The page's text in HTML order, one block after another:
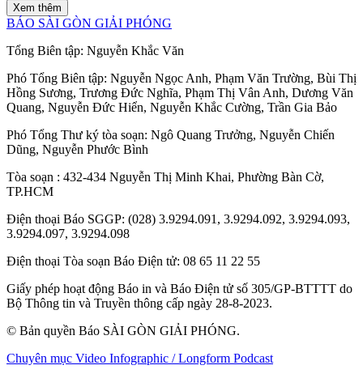
Xem thêm
BÁO SÀI GÒN GIẢI PHÓNG
Tổng Biên tập: Nguyễn Khắc Văn
Phó Tổng Biên tập: Nguyễn Ngọc Anh, Phạm Văn Trường, Bùi Thị
Hồng Sương, Trương Đức Nghĩa, Phạm Thị Vân Anh, Dương Văn
Quang, Nguyễn Đức Hiển, Nguyễn Khắc Cường, Trần Gia Bảo
Phó Tổng Thư ký tòa soạn: Ngô Quang Trưởng, Nguyễn Chiến
Dũng, Nguyễn Phước Bình
Tòa soạn : 432-434 Nguyễn Thị Minh Khai, Phường Bàn Cờ,
TP.HCM
Điện thoại Báo SGGP: (028) 3.9294.091, 3.9294.092, 3.9294.093,
3.9294.097, 3.9294.098
Điện thoại Tòa soạn Báo Điện tử: 08 65 11 22 55
Giấy phép hoạt động Báo in và Báo Điện tử số 305/GP-BTTTT do
Bộ Thông tin và Truyền thông cấp ngày 28-8-2023.
© Bản quyền Báo SÀI GÒN GIẢI PHÓNG.
Chuyên mục Video Infographic / Longform Podcast